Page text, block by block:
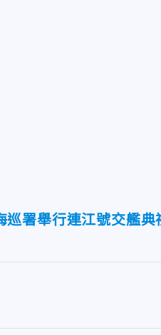
署舉行連江號交艦典